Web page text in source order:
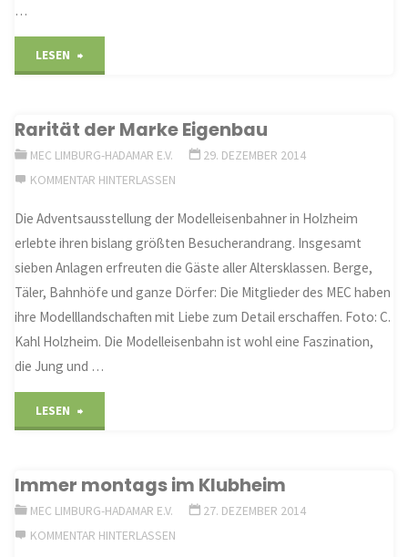
…
LESEN
Technik
der
Theaterleute
zugute"
Rarität der Marke Eigenbau
MEC LIMBURG-HADAMAR E.V.
29. DEZEMBER 2014
KOMMENTAR HINTERLASSEN
Die Adventsausstellung der Modelleisenbahner in Holzheim
erlebte ihren bislang größten Besucherandrang. Insgesamt
sieben Anlagen erfreuten die Gäste aller Altersklassen. Berge,
Täler, Bahnhöfe und ganze Dörfer: Die Mitglieder des MEC haben
ihre Modelllandschaften mit Liebe zum Detail erschaffen. Foto: C.
Kahl Holzheim. Die Modelleisenbahn ist wohl eine Faszination,
die Jung und …
LESEN
Marke
Immer montags im Klubheim
MEC LIMBURG-HADAMAR E.V.
27. DEZEMBER 2014
KOMMENTAR HINTERLASSEN